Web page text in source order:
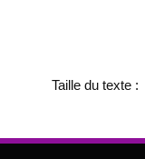
Taille du texte :